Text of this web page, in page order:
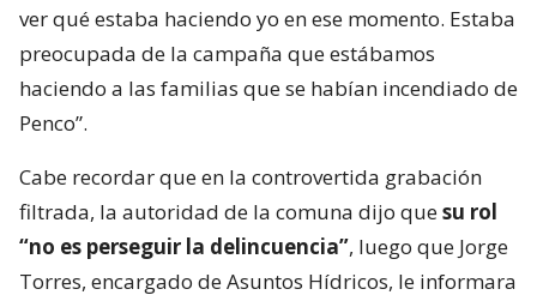
ver qué estaba haciendo yo en ese momento. Estaba
preocupada de la campaña que estábamos
haciendo a las familias que se habían incendiado de
Penco”.
Cabe recordar que en la controvertida grabación
filtrada, la autoridad de la comuna dijo quesu rol
“no es perseguir la delincuencia”, luego que Jorge
Torres, encargado de Asuntos Hídricos, le informara